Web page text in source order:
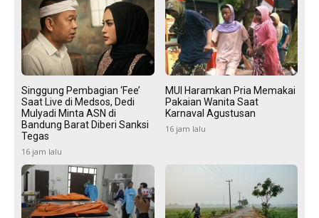
Singgung Pembagian ‘Fee’
Saat Live di Medsos, Dedi
Mulyadi Minta ASN di
Bandung Barat Diberi Sanksi
Tegas
16 jam lalu
MUI Haramkan Pria Memakai
Pakaian Wanita Saat
Karnaval Agustusan
16 jam lalu